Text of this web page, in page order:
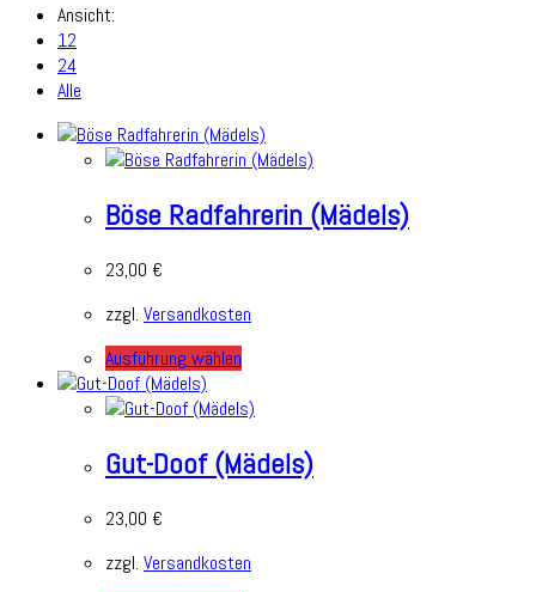
Ansicht:
12
24
Alle
Böse Radfahrerin (Mädels)
23,00 €
zzgl. Versandkosten
Ausführung wählen
Gut-Doof (Mädels)
23,00 €
zzgl. Versandkosten